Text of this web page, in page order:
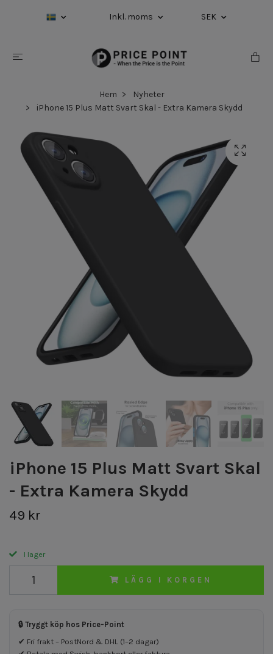
Inkl. moms SEK
Hem
Nyheter
iPhone 15 Plus Matt Svart Skal - Extra Kamera Skydd
iPhone 15 Plus Matt Svart Skal
- Extra Kamera Skydd
49 kr
I lager
LÄGG I KORGEN
🔒 Tryggt köp hos Price-Point
✔ Fri frakt – PostNord & DHL (1–2 dagar)